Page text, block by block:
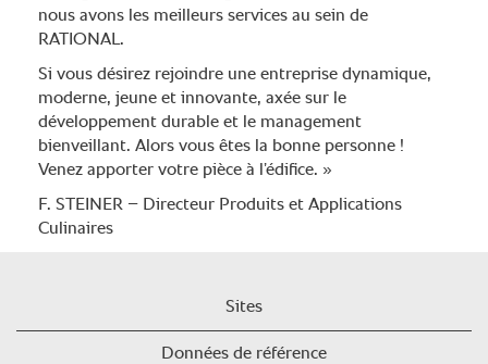
nous avons les meilleurs services au sein de
RATIONAL.
Si vous désirez rejoindre une entreprise dynamique,
moderne, jeune et innovante, axée sur le
développement durable et le management
bienveillant. Alors vous êtes la bonne personne !
Venez apporter votre pièce à l’édifice. »
F. STEINER – Directeur Produits et Applications
Culinaires
Sites
Données de référence